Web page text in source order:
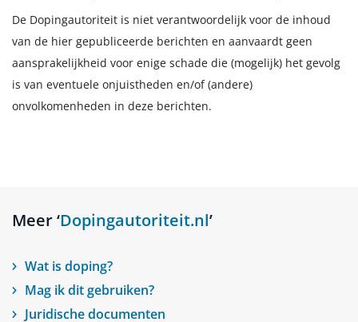
De Dopingautoriteit is niet verantwoordelijk voor de inhoud
van de hier gepubliceerde berichten en aanvaardt geen
aansprakelijkheid voor enige schade die (mogelijk) het gevolg
is van eventuele onjuistheden en/of (andere)
onvolkomenheden in deze berichten.
Meer ‘Dopingautoriteit.nl’
Wat is doping?
Mag ik dit gebruiken?
Juridische documenten